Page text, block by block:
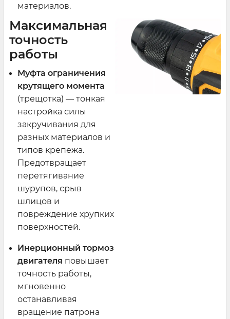
материалов.
Максимальная
точность
работы
Муфта ограничения
крутящего момента
(трещотка) — тонкая
настройка силы
закручивания для
разных материалов и
типов крепежа.
Предотвращает
перетягивание
шурупов, срыв
шлицов и
повреждение хрупких
поверхностей.
Инерционный тормоз
двигателя повышает
точность работы,
мгновенно
останавливая
вращение патрона